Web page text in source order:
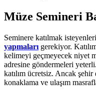
Müze Semineri
Seminere katılmak
yapmaları gerekiyor.
kelimeyi geçmeyecek niyet
adresine göndermeleri
katılım ücretsiz. Ancak şehir
konaklama ve ulaşım